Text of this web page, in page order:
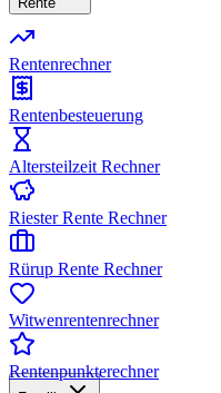
Rentenrechner
Rentenbesteuerung
Altersteilzeit Rechner
Riester Rente Rechner
Rürup Rente Rechner
Witwenrentenrechner
Rentenpunkterechner